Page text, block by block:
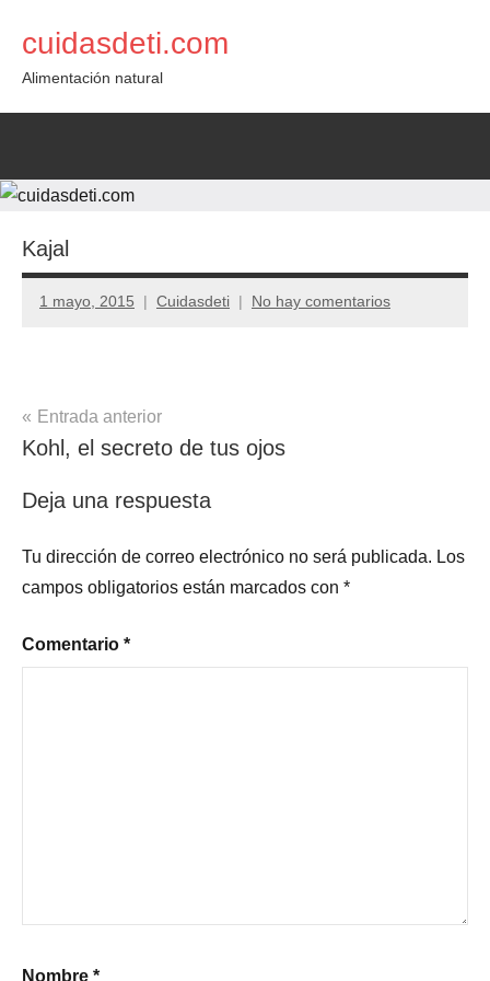
contenido
cuidasdeti.com
Alimentación natural
Kajal
1 mayo, 2015 Cuidasdeti No hay comentarios
Navegación
de
entradas
Entrada anterior
Kohl, el secreto de tus ojos
Deja una respuesta
Tu dirección de correo electrónico no será publicada. Los
campos obligatorios están marcados con *
Comentario *
Nombre *